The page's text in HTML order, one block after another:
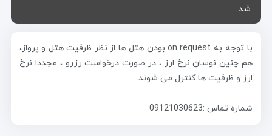
شد
با توجه به on request بودن هتل ها از نظر ظرفیت هتل و پرواز،
هم چنین نوسان نرخ ارز ، در صورت درخواست رزرو ، مجددا نرخ
ارز و ظرفیت ها کنترل می شوند.
شماره تماس :09121030623